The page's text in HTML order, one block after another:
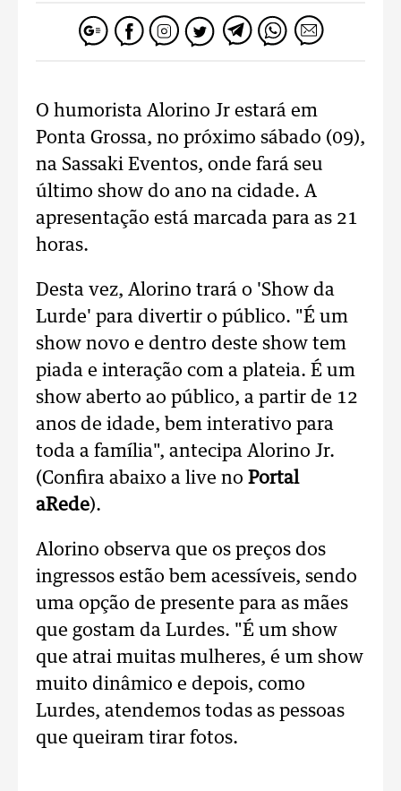
O humorista Alorino Jr estará em
Ponta Grossa, no próximo sábado (09),
na Sassaki Eventos, onde fará seu
último show do ano na cidade. A
apresentação está marcada para as 21
horas.
Desta vez, Alorino trará o 'Show da
Lurde' para divertir o público. "É um
show novo e dentro deste show tem
piada e interação com a plateia. É um
show aberto ao público, a partir de 12
anos de idade, bem interativo para
toda a família", antecipa Alorino Jr.
(Confira abaixo a live no Portal
aRede).
Alorino observa que os preços dos
ingressos estão bem acessíveis, sendo
uma opção de presente para as mães
que gostam da Lurdes. "É um show
que atrai muitas mulheres, é um show
muito dinâmico e depois, como
Lurdes, atendemos todas as pessoas
que queiram tirar fotos.